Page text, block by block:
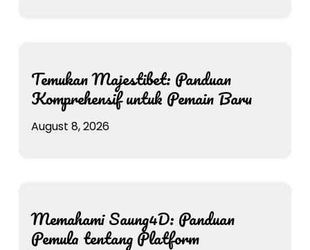
Temukan Majestibet: Panduan
Komprehensif untuk Pemain Baru
August 8, 2026
Memahami Saung4D: Panduan
Pemula tentang Platform